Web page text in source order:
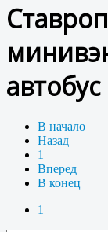
автобус
В начало
Назад
1
Вперед
В конец
1